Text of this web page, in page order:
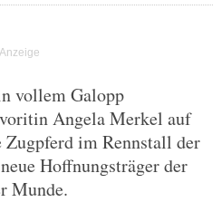
vollem Galopp
Angela Merkel auf
Zugpferd im Rennstall der
Hoffnungsträger der
Munde.